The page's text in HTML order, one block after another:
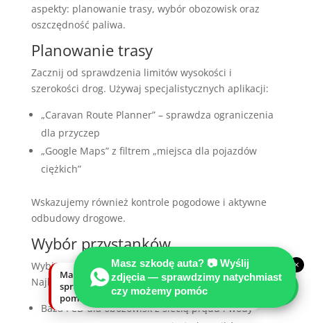
aspekty: planowanie trasy, wybór obozowisk oraz
oszczędność paliwa.
Planowanie trasy
Zacznij od sprawdzenia limitów wysokości i
szerokości drog. Używaj specjalistycznych aplikacji:
„Caravan Route Planner” – sprawdza ograniczenia
dla przyczep
„Google Maps” z filtrem „miejsca dla pojazdów
ciężkich”
Wskazujemy również kontrole pogodowe i aktywne
odbudowy drogowe.
Wybór przystanków
Wybierz obozowiskaz dostępnymi instalacjami.
Najlepsze źródła:
Baza FCD dla obozowisk z siecią prądu i wody
Masz szkodę auta? 📷 Wyślij
zdjęcia — sprawdzimy natychmiast
czy możemy pomóc
×
Masz szkodę auta? Wyślij zdjęcia —
sprawdzimy natychmiast, czy możemy
pomóc.